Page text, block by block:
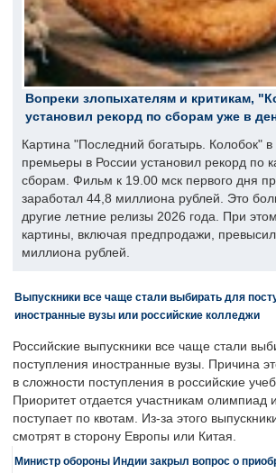
Вопреки злопыхателям и критикам,
установил рекорд по сборам уже в
Картина "Последний богатырь. Колобок" в
премьеры в России установил рекорд по
сборам. Фильм к 19.00 мск первого дня
заработал 44,8 миллиона рублей. Это
другие летние релизы 2026 года. При
картины, включая предпродажи,
миллиона рублей.
Выпускники все чаще стали выбирать для
иностранные вузы или российские колледжи
Российские выпускники все чаще стали
поступления иностранные вузы. Причина
в сложности поступления в российские
Приоритет отдается участникам олимпиад
поступает по квотам. Из-за этого
смотрят в сторону Европы или Китая.
Министр обороны Индии закрыл вопрос о